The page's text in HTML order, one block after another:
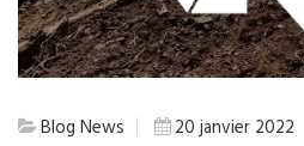
Blog News 20 janvier 2022